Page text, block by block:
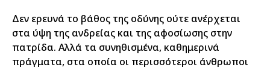
Δεν ερευνά το βάθος της οδύνης ούτε ανέρχεται
στα ύψη της ανδρείας και της αφοσίωσης στην
πατρίδα. Αλλά τα συνηθισμένα, καθημερινά
πράγματα, στα οποία οι περισσότεροι άνθρωποι